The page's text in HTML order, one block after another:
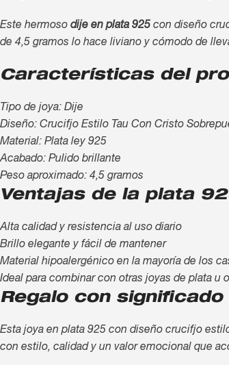
Este hermoso dije en plata 925 con diseño
de 4,5 gramos lo hace liviano y cómodo de
Características del
Tipo de joya: Dije
Diseño: Crucifjo Estilo Tau Con Cristo
Material: Plata ley 925
Acabado: Pulido brillante
Peso aproximado: 4,5 gramos
Ventajas de la plata
Alta calidad y resistencia al uso diario
Brillo elegante y fácil de mantener
Material hipoalergénico en la mayoría de los
Ideal para combinar con otras joyas de plata u
Regalo con significado
Esta joya en plata 925 con diseño crucifjo
con estilo, calidad y un valor emocional que